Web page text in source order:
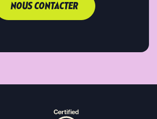
NOUS CONTACTER